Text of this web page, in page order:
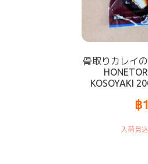
骨取りカレイ
KOSOYAKI
฿